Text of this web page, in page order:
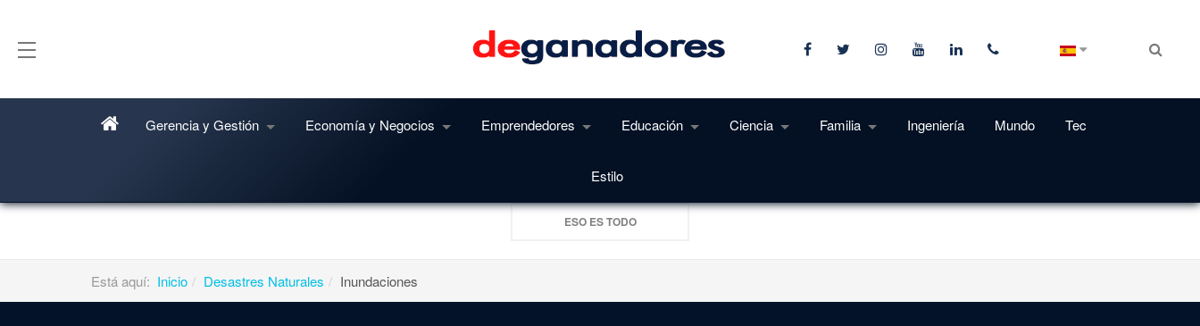
Gerencia y Gestión Economía y Negocios Emprendedores Educación Ciencia Familia Ingeniería Mundo Tec
Estilo
ESO ES TODO
Está aquí: Inicio Desastres Naturales Inundaciones